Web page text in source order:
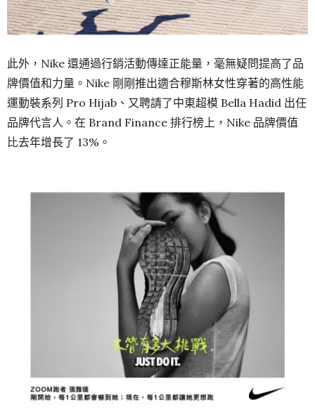
此外，Nike 還通過行銷活動傳達正能量，毫無疑問提高了品
牌價值和力量。Nike 剛剛推出適合穆斯林女性穿著的高性能
運動裝系列 Pro Hijab、又聘請了中東超模 Bella Hadid 出任
品牌代言人。在 Brand Finance 排行榜上，Nike 品牌價值
比去年增長了 13%。